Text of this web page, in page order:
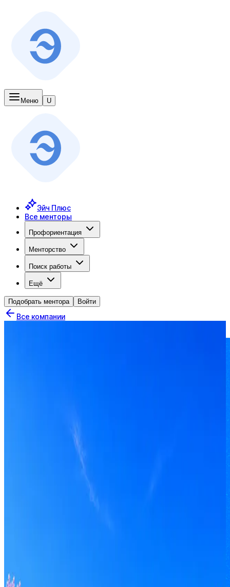
Меню U
Эйч Плюс
Все менторы
Профориентация
Менторство
Поиск работы
Ещё
Подобрать ментора Войти
Все компании